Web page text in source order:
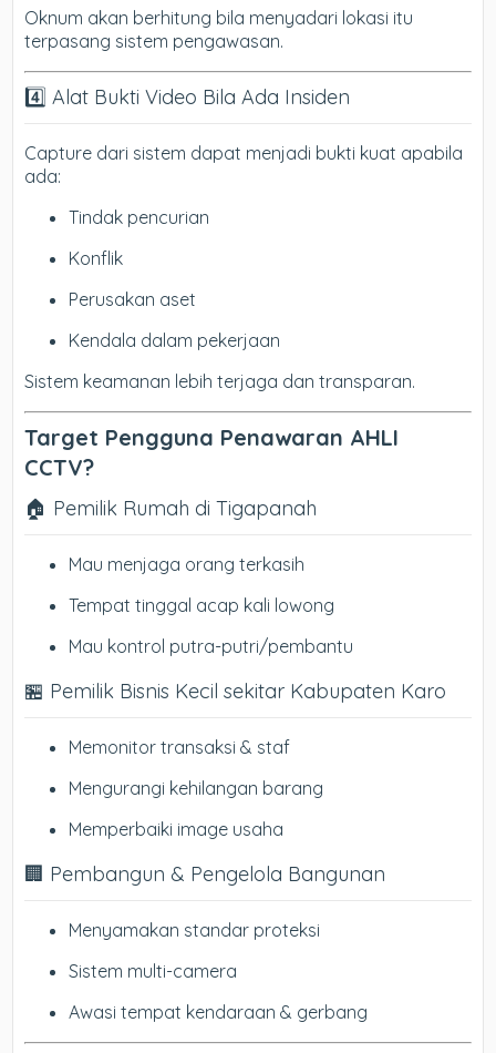
Oknum akan berhitung bila menyadari lokasi itu
terpasang sistem pengawasan.
4️⃣ Alat Bukti Video Bila Ada Insiden
Capture dari sistem dapat menjadi bukti kuat apabila
ada:
Tindak pencurian
Konflik
Perusakan aset
Kendala dalam pekerjaan
Sistem keamanan lebih terjaga dan transparan.
Target Pengguna Penawaran AHLI
CCTV?
🏠 Pemilik Rumah di Tigapanah
Mau menjaga orang terkasih
Tempat tinggal acap kali lowong
Mau kontrol putra-putri/pembantu
🏪 Pemilik Bisnis Kecil sekitar Kabupaten Karo
Memonitor transaksi & staf
Mengurangi kehilangan barang
Memperbaiki image usaha
🏢 Pembangun & Pengelola Bangunan
Menyamakan standar proteksi
Sistem multi-camera
Awasi tempat kendaraan & gerbang